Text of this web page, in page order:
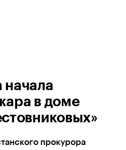
начала
в доме
прокурора